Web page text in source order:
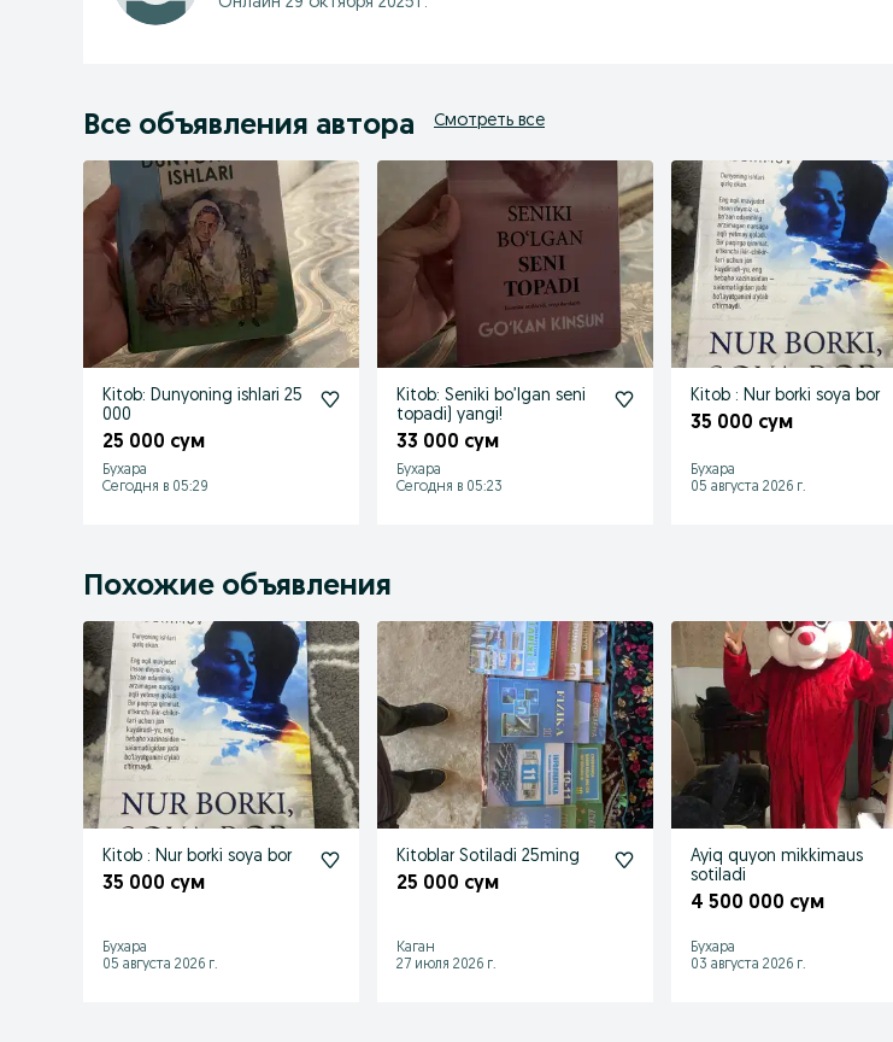
Все объявления автора Смотреть все
Kitob: Dunyoning ishlari 25
000
25 000 сум
Бухара
Сегодня в 05:29
Kitob: Seniki bo’lgan seni
topadi) yangi!
33 000 сум
Бухара
Сегодня в 05:23
Kitob : Nur borki soya bor
35 000 сум
Бухара
05 августа 2026 г.
Похожие объявления
Kitob : Nur borki soya bor
35 000 сум
Бухара
05 августа 2026 г.
Kitoblar Sotiladi 25ming
25 000 сум
Каган
27 июля 2026 г.
Ayiq quyon mikkimaus
sotiladi
4 500 000 сум
Бухара
03 августа 2026 г.